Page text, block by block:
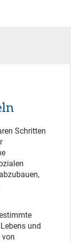
Schritten
und